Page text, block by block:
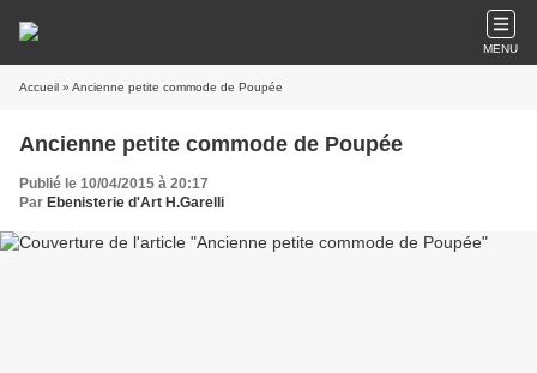
MENU
Accueil » Ancienne petite commode de Poupée
Ancienne petite commode de Poupée
Publié le 10/04/2015 à 20:17
Par Ebenisterie d'Art H.Garelli